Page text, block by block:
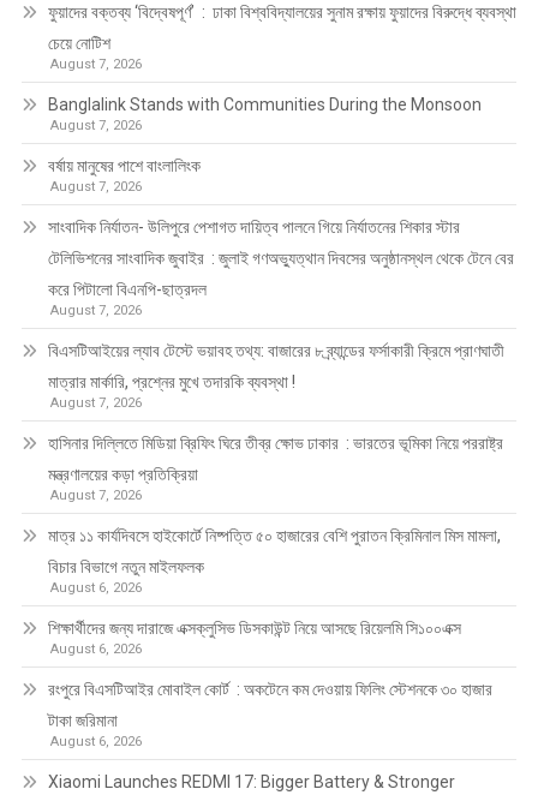
ফুয়াদের বক্তব্য ‘বিদ্বেষপূর্ণ’ : ঢাকা বিশ্ববিদ্যালয়ের সুনাম রক্ষায় ফুয়াদের বিরুদ্ধে ব্যবস্থা
চেয়ে নোটিশ
August 7, 2026
Banglalink Stands with Communities During the Monsoon
August 7, 2026
বর্ষায় মানুষের পাশে বাংলালিংক
August 7, 2026
সাংবাদিক নির্যাতন- উলিপুরে পেশাগত দায়িত্ব পালনে গিয়ে নির্যাতনের শিকার স্টার
টেলিভিশনের সাংবাদিক জুবাইর : জুলাই গণঅভ্যুত্থান দিবসের অনুষ্ঠানস্থল থেকে টেনে বের
করে পিটালো বিএনপি-ছাত্রদল
August 7, 2026
বিএসটিআইয়ের ল্যাব টেস্টে ভয়াবহ তথ্য: বাজারের ৮ ব্র্যান্ডের ফর্সাকারী ক্রিমে প্রাণঘাতী
মাত্রার মার্কারি, প্রশ্নের মুখে তদারকি ব্যবস্থা !
August 7, 2026
হাসিনার দিল্লিতে মিডিয়া ব্রিফিং ঘিরে তীব্র ক্ষোভ ঢাকার : ভারতের ভূমিকা নিয়ে পররাষ্ট্র
মন্ত্রণালয়ের কড়া প্রতিক্রিয়া
August 7, 2026
মাত্র ১১ কার্যদিবসে হাইকোর্টে নিষ্পত্তি ৫০ হাজারের বেশি পুরাতন ক্রিমিনাল মিস মামলা,
বিচার বিভাগে নতুন মাইলফলক
August 6, 2026
শিক্ষার্থীদের জন্য দারাজে এক্সক্লুসিভ ডিসকাউন্ট নিয়ে আসছে রিয়েলমি সি১০০এক্স
August 6, 2026
রংপুরে বিএসটিআইর মোবাইল কোর্ট : অকটেনে কম দেওয়ায় ফিলিং স্টেশনকে ৩০ হাজার
টাকা জরিমানা
August 6, 2026
Xiaomi Launches REDMI 17: Bigger Battery & Stronger